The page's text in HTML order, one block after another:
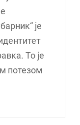
је
То је
потезом